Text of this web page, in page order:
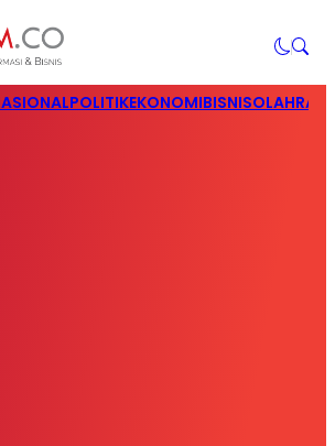
POLITIKEKONOMIBISNIS